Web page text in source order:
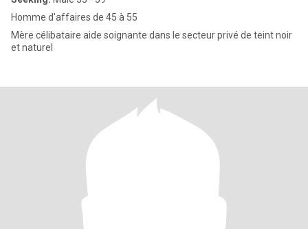
Homme d'affaires de 45 à 55
Mère célibataire aide soignante dans le secteur privé de teint noir
et naturel